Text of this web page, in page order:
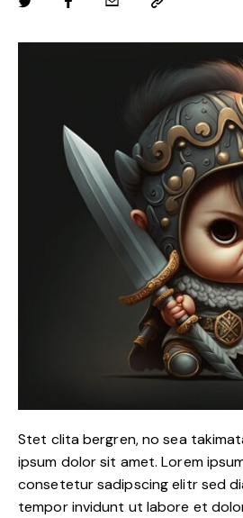
Stet clita bergren, no sea
ipsum dolor sit amet. Lorem
consetetur sadipscing elitr sed
tempor invidunt ut labore et